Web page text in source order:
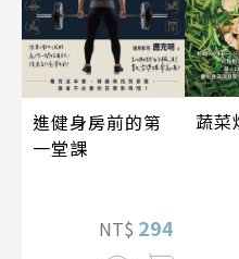
進健身房前的第
一堂課
NT$ 294
蔬菜